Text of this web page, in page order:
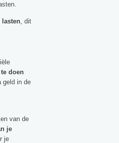
lasten, dit
doen
geld in de
van de
je
je